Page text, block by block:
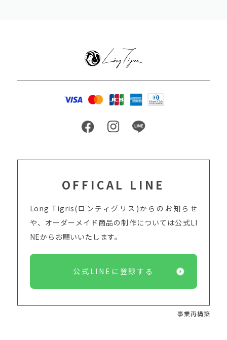
OFFICAL LINE
Long Tigris(ロンティグリス)からのお知らせ
や、オーダーメイド商品の制作については公式LI
NEからお願いいたします。
公式LINEに登録する
事業再構築